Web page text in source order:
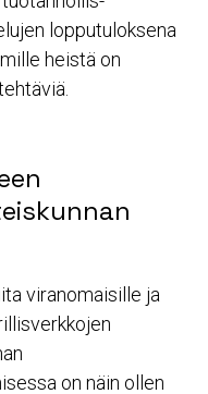
lopputuloksena
heistä on
viranomaisille ja
on näin ollen